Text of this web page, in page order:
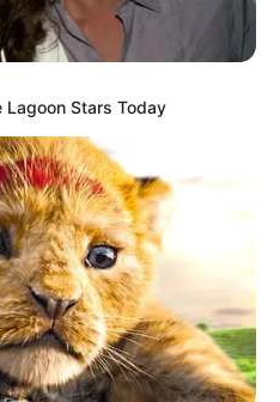
you knew about water
Lagoon Stars Today